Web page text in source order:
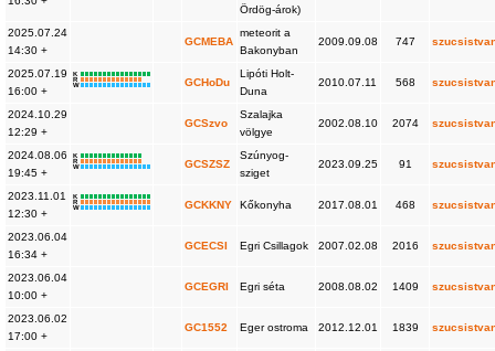
Ördög-árok)
2025.07.24
14:30 +
GCMEBA
meteorit a
Bakonyban
2009.09.08 747
2025.07.19
16:00 +
K
R
W
GCHoDu
Lipóti Holt-
Duna
2010.07.11 568
2024.10.29
12:29 +
GCSzvo
Szalajka
völgye
2002.08.10 2074
2024.08.06
19:45 +
K
R
W
GCSZSZ
Szúnyog-
sziget
2023.09.25 91
2023.11.01
12:30 +
K
R
W
GCKKNY Kőkonyha 2017.08.01 468
2023.06.04
16:34 +
GCECSI Egri Csillagok 2007.02.08 2016
2023.06.04
10:00 +
GCEGRI Egri séta 2008.08.02 1409
2023.06.02
17:00 +
GC1552 Eger ostroma 2012.12.01 1839